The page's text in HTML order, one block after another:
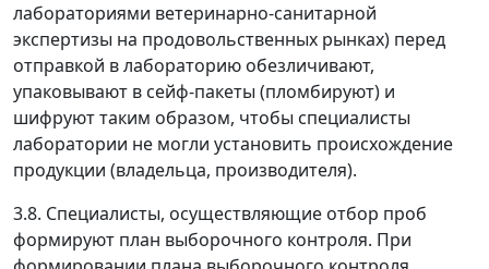
лабораториями ветеринарно-санитарной
экспертизы на продовольственных рынках) перед
отправкой в лабораторию обезличивают,
упаковывают в сейф-пакеты (пломбируют) и
шифруют таким образом, чтобы специалисты
лаборатории не могли установить происхождение
продукции (владельца, производителя).
3.8. Специалисты, осуществляющие отбор проб
формируют план выборочного контроля. При